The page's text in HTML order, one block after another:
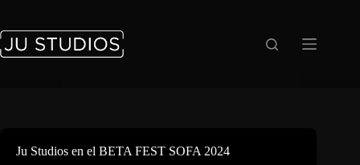
contenido
Ju Studios en el BETA FEST SOFA 2024